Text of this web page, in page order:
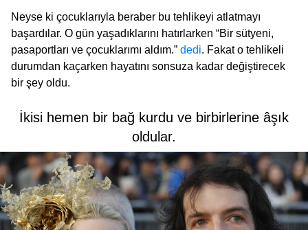
Neyse ki çocuklarıyla beraber bu tehlikeyi atlatmayı
başardılar. O gün yaşadıklarını hatırlarken “Bir sütyeni,
pasaportları ve çocuklarımı aldım.” dedi. Fakat o tehlikeli
durumdan kaçarken hayatını sonsuza kadar değiştirecek
bir şey oldu.
İkisi hemen bir bağ kurdu ve birbirlerine âşık
oldular.